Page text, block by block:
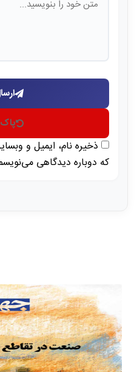
ذخیره نام، ایمیل و
که دوباره دیدگاهی